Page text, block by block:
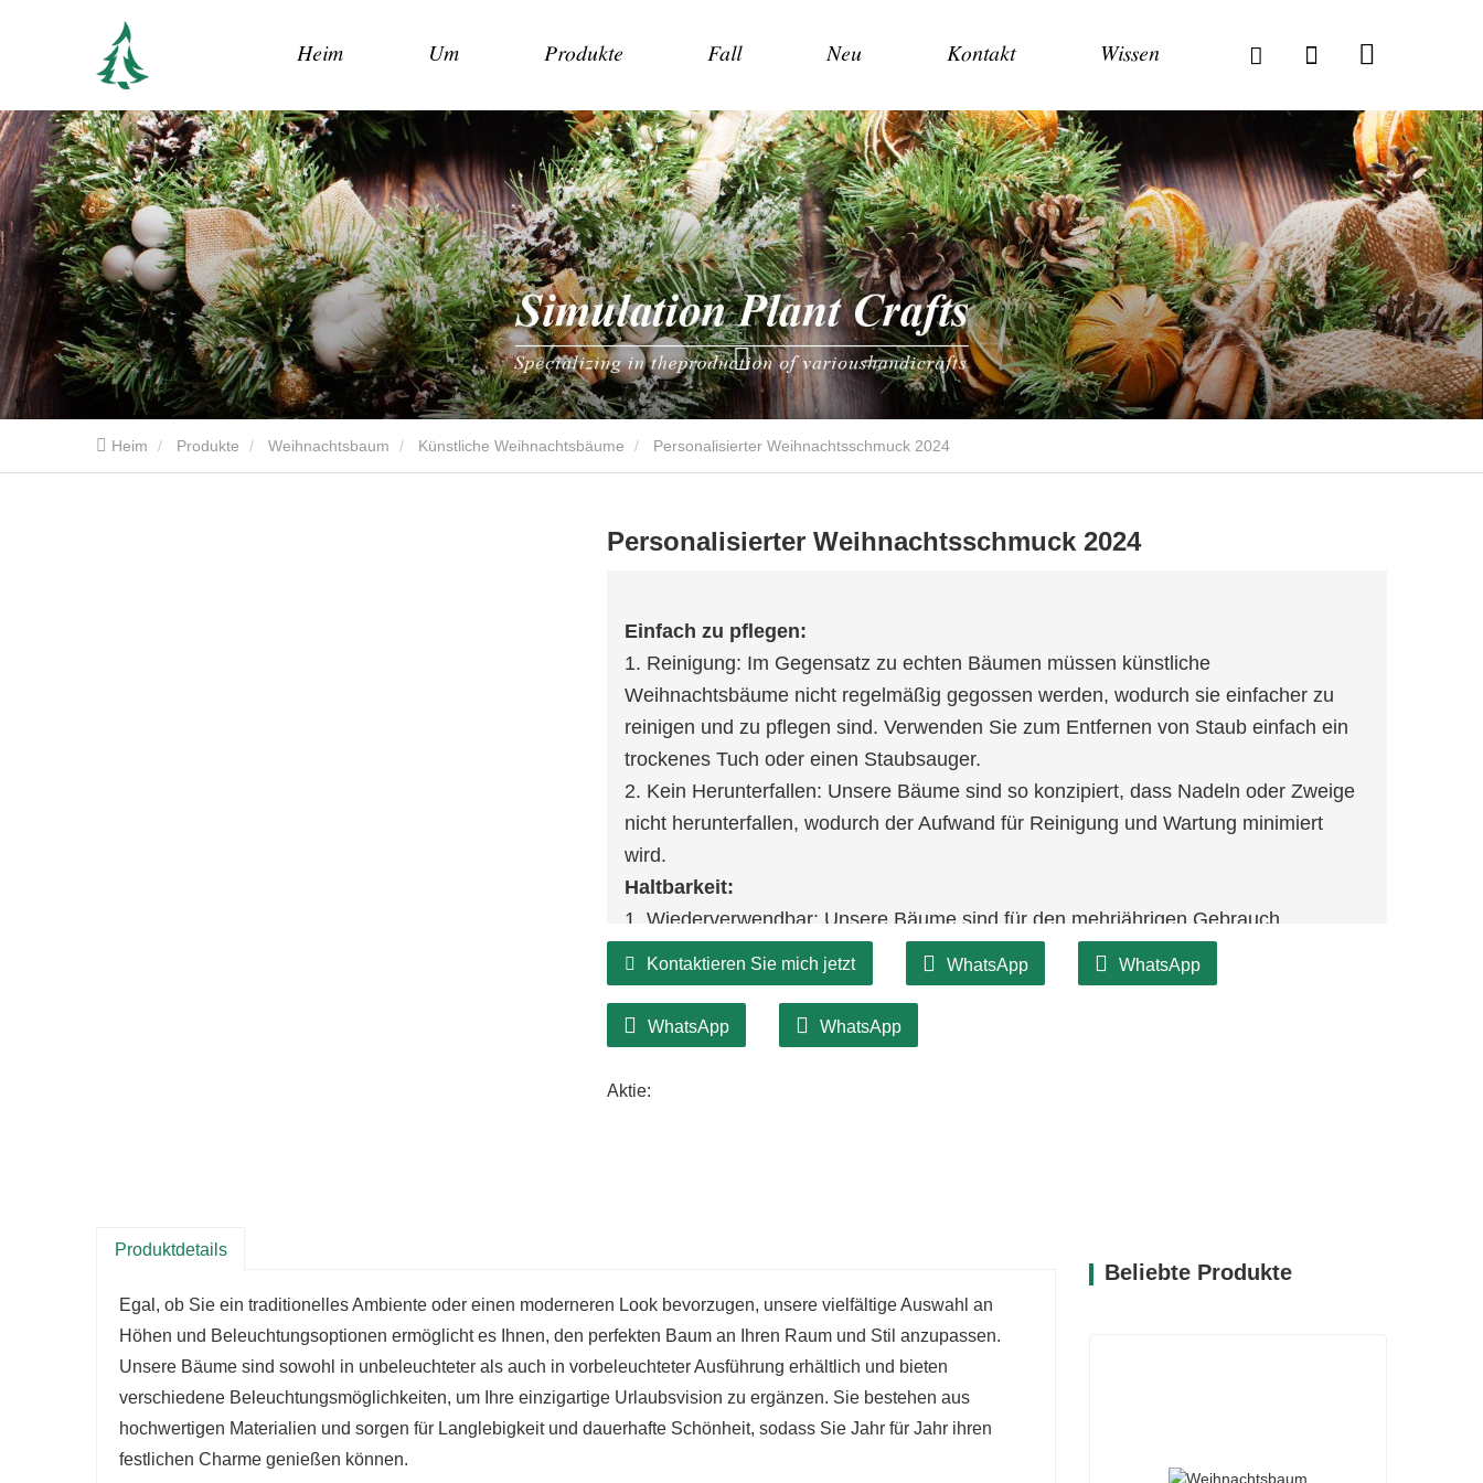
Heim Um Produkte Fall Neu Kontakt Wissen
Heim Produkte Weihnachtsbaum Künstliche Weihnachtsbäume Personalisierter Weihnachtsschmuck 2024
Personalisierter Weihnachtsschmuck 2024
Einfach zu pflegen:
1. Reinigung: Im Gegensatz zu echten Bäumen müssen künstliche
Weihnachtsbäume nicht regelmäßig gegossen werden, wodurch sie einfacher zu
reinigen und zu pflegen sind. Verwenden Sie zum Entfernen von Staub einfach ein
trockenes Tuch oder einen Staubsauger.
2. Kein Herunterfallen: Unsere Bäume sind so konzipiert, dass Nadeln oder Zweige
nicht herunterfallen, wodurch der Aufwand für Reinigung und Wartung minimiert
wird.
Haltbarkeit:
1. Wiederverwendbar: Unsere Bäume sind für den mehrjährigen Gebrauch
konzipiert und können zu jeder Weihnachtszeit einfach abgebaut und wieder
aufgebaut werden, sodass Sie die Kosten und den Aufwand sparen, die für den Kauf
eines neuen Baums jedes Jahr anfallen.
Kontaktieren Sie mich jetzt WhatsApp WhatsApp
WhatsApp WhatsApp
Aktie:
Produktdetails
Egal, ob Sie ein traditionelles Ambiente oder einen moderneren Look bevorzugen, unsere vielfältige Auswahl an
Höhen und Beleuchtungsoptionen ermöglicht es Ihnen, den perfekten Baum an Ihren Raum und Stil anzupassen.
Unsere Bäume sind sowohl in unbeleuchteter als auch in vorbeleuchteter Ausführung erhältlich und bieten
verschiedene Beleuchtungsmöglichkeiten, um Ihre einzigartige Urlaubsvision zu ergänzen. Sie bestehen aus
hochwertigen Materialien und sorgen für Langlebigkeit und dauerhafte Schönheit, sodass Sie Jahr für Jahr ihren
festlichen Charme genießen können.
Beliebte Produkte